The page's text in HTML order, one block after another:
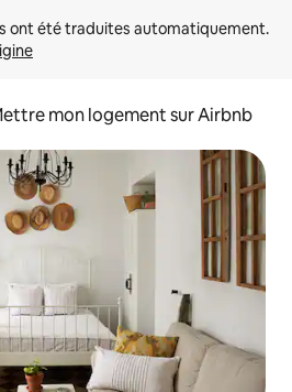
mon logement sur Airbnb